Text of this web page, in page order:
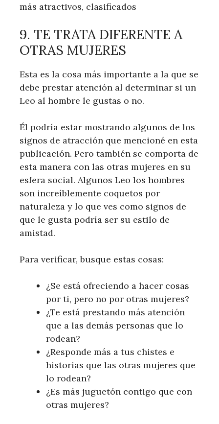
más atractivos, clasificados
9. TE TRATA DIFERENTE A
OTRAS MUJERES
Esta es la cosa más importante a la que se
debe prestar atención al determinar si un
Leo al hombre le gustas o no.
Él podría estar mostrando algunos de los
signos de atracción que mencioné en esta
publicación. Pero también se comporta de
esta manera con las otras mujeres en su
esfera social. Algunos Leo los hombres
son increíblemente coquetos por
naturaleza y lo que ves como signos de
que le gusta podría ser su estilo de
amistad.
Para verificar, busque estas cosas:
¿Se está ofreciendo a hacer cosas
por ti, pero no por otras mujeres?
¿Te está prestando más atención
que a las demás personas que lo
rodean?
¿Responde más a tus chistes e
historias que las otras mujeres que
lo rodean?
¿Es más juguetón contigo que con
otras mujeres?